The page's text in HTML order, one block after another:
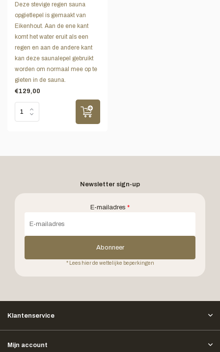
Deze stevige regen sauna
opgietlepel is gemaakt van
Eikenhout. Aan de ene kant
komt het water eruit als een
regen en aan de andere kant
kan deze saunalepel gebruikt
worden om normaal mee op te
gieten in de sauna.
€129,00
Newsletter sign-up
E-mailadres *
Abonneer
* Lees hier de wettelijke beperkingen
Klantenservice
Mijn account